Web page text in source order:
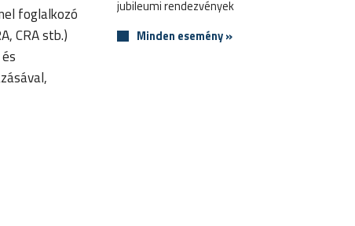
foglalkozó
CRA stb.)
jubileumi rendezvények
Minden esemény »